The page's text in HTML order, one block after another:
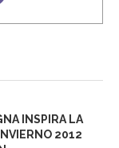
INSPIRA LA
2012